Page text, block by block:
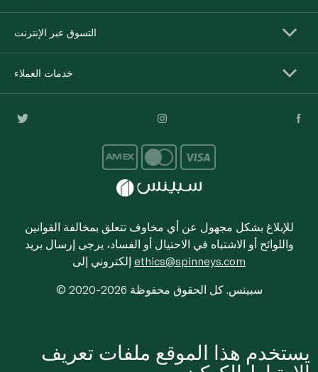
التسوق عبر الإنترنت
خدمات العملاء
للإبلاغ بشكل مجهول عن أي مخاوف تتعلق بمخالفة القوانين
واللوائح أو الاشتباه في الاحتيال أو الفساد، يرجى إرسال بريد
ethics@spinneys.com
© 2020-2026 سبينس. كل الحقوق محفوظة
يستخدم هذا الموقع ملفات تعريف